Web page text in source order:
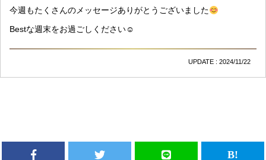
今週もたくさんのメッセージありがとうございました
Bestな週末をお過ごしください☺︎
UPDATE : 2024/11/22